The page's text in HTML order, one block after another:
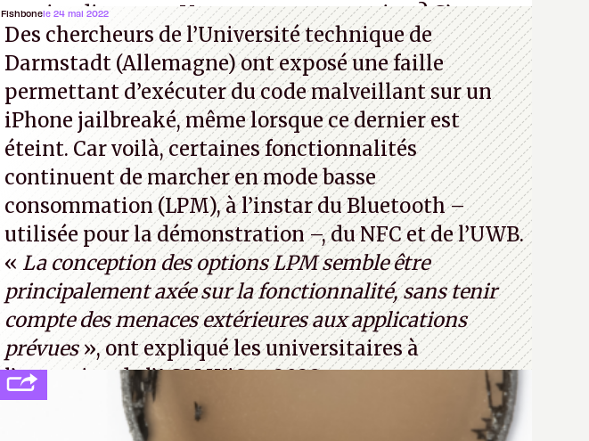
parties distantes. Vous ne comprenez rien ? C’est
normal, ça fait toujours ça avec le quantique. (Crédit
photo : China Telecom)
Fishbonele 24 mai 2022
Des chercheurs de l’Université technique de
Darmstadt (Allemagne) ont exposé une faille
permettant d’exécuter du code malveillant sur un
iPhone jailbreaké, même lorsque ce dernier est
éteint. Car voilà, certaines fonctionnalités
continuent de marcher en mode basse
consommation (LPM), à l’instar du Bluetooth –
utilisée pour la démonstration –, du NFC et de l’UWB.
« La conception des options LPM semble être
principalement axée sur la fonctionnalité, sans tenir
compte des menaces extérieures aux applications
prévues», ont expliqué les universitaires à
l’occcasion de l’ACM WiSec 2022.
(http://cpc.cx/AH432T1
(PDF) - Crédit photo : Pexels -
Tyler Lastovich)